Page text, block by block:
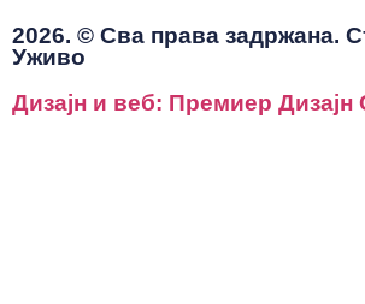
2026. © Сва права задржана.
Уживо
Дизајн и веб: Премиер Дизајн